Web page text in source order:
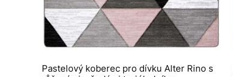
Pastelový koberec pro dívku Alter Rino s